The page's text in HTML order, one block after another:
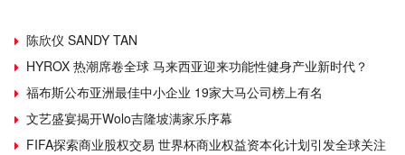
陈欣仪 SANDY TAN
HYROX 热潮席卷全球 马来西亚迎来功能性健身产业新时代？
福布斯公布亚洲最佳中小企业 19家大马公司榜上有名
文艺盛宴揭开Wolo吉隆坡满家乐序幕
FIFA探索商业股权交易 世界杯商业权益资本化计划引发全球关注